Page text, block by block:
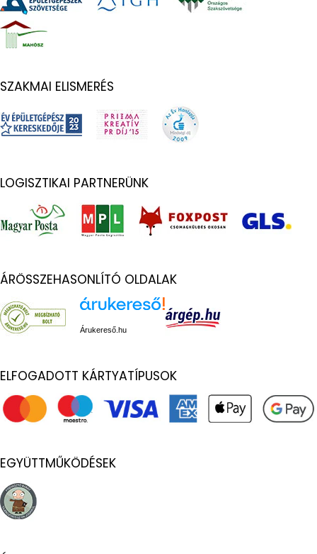
SZAKMAI ELISMERÉS
LOGISZTIKAI PARTNERÜNK
ÁRÖSSZEHASONLÍTÓ OLDALAK
Árukereső.hu
ELFOGADOTT KÁRTYATÍPUSOK
EGYÜTTMŰKÖDÉSEK